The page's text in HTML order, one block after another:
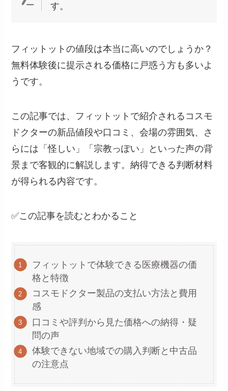
す。
フィットットの値段は本当に高いのでしょうか？
無料体験後に提示される価格に戸惑う方も多いよ
うです。
この記事では、フィットットで紹介されるコスモ
ドクターの新品値段や口コミ、会場の雰囲気、さ
らには「怪しい」「宗教っぽい」といった声の背
景まで客観的に解説します。納得できる判断材料
が得られる内容です。
✅この記事を読むとわかること
フィットットで体験できる医療機器の価
格と特徴
コスモドクター製品の支払い方法と費用
感
口コミや評判から見た価格への納得・疑
問の声
体験できない地域での購入判断と中古品
の注意点